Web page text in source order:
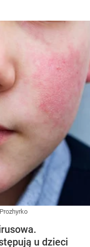
u dzieci